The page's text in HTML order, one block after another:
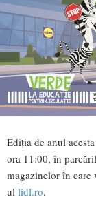
Ediția de anul
ora 11:00, în
magazinelor în care
ul lidl.ro.